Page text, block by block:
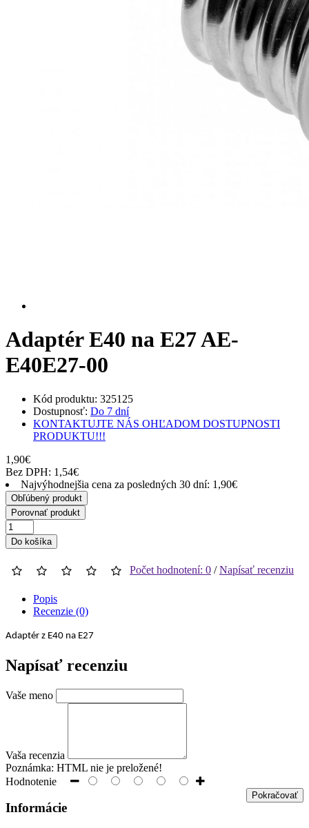
Adaptér E40 na E27 AE-
E40E27-00
Kód produktu: 325125
Dostupnosť: Do 7 dní
KONTAKTUJTE NÁS OHĽADOM DOSTUPNOSTI
PRODUKTU!!!
1,90€
Bez DPH: 1,54€
Najvýhodnejšia cena za posledných 30 dní: 1,90€
Obľúbený produkt
Porovnať produkt
Do košíka
Počet hodnotení: 0 /Napísať recenziu
Popis
Recenzie (0)
Adaptér z E40 na E27
Napísať recenziu
Vaše meno
Vaša recenzia
Poznámka: HTML nie je preložené!
Hodnotenie
Pokračovať
Informácie